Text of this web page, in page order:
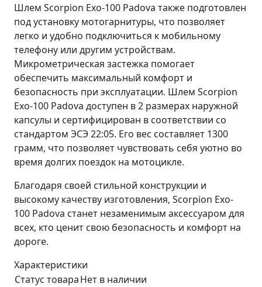
Шлем Scorpion Exo-100 Padova также подготовлен
под установку мотогарнитуры, что позволяет
легко и удобно подключиться к мобильному
телефону или другим устройствам.
Микрометрическая застежка помогает
обеспечить максимальный комфорт и
безопасность при эксплуатации. Шлем Scorpion
Exo-100 Padova доступен в 2 размерах наружной
капсулы и сертифицирован в соответствии со
стандартом ЭСЭ 22:05. Его вес составляет 1300
грамм, что позволяет чувствовать себя уютно во
время долгих поездок на мотоцикле.
Благодаря своей стильной конструкции и
высокому качеству изготовления, Scorpion Exo-
100 Padova станет незаменимым аксессуаром для
всех, кто ценит свою безопасность и комфорт на
дороге.
Характеристики
Статус товараНет в наличии